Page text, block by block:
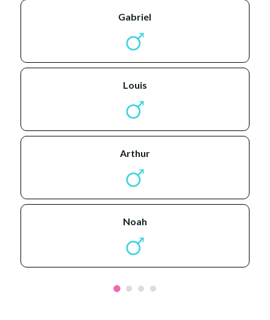
gabriel
louis
arthur
noah